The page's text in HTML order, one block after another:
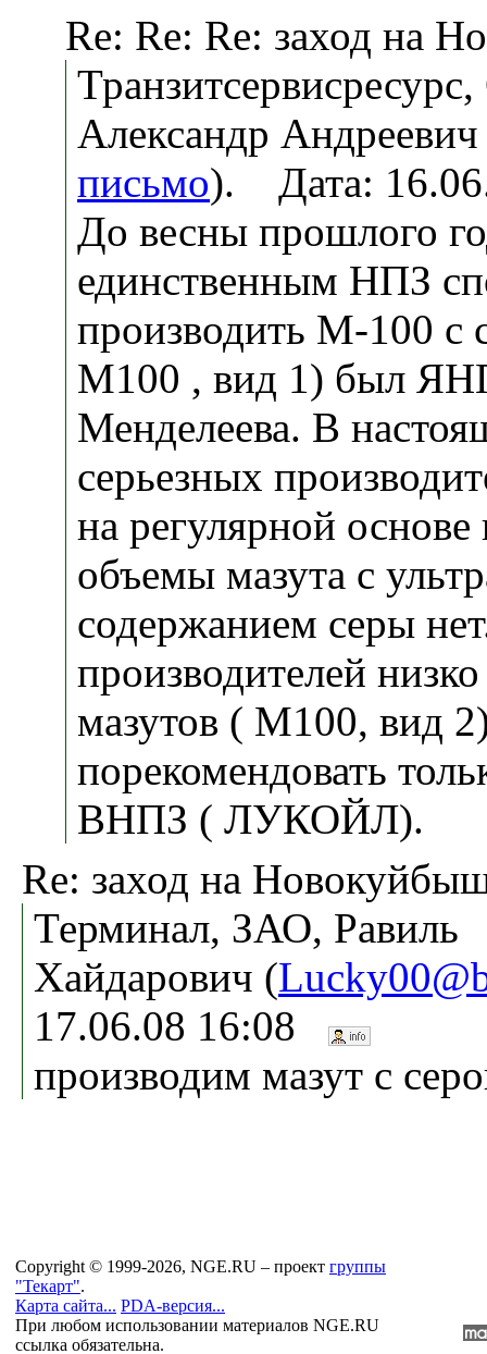
Re: Re: Re: заход на
Александр
письмо). Дата:
До весны прошлого
единственным НПЗ
производить М-100 с
М100 , вид 1) был
Менделеева. В
серьезных
на регулярной основе
объемы мазута с
содержанием серы
производителей
мазутов ( М100, вид
порекомендовать
ВНПЗ ( ЛУКОЙЛ).
Re: заход на
Терминал, ЗАО, Равиль
Хайдарович (
17.06.08 16:08
производим мазут с
Copyright © 1999-2026, NGE.RU – проект группы
"Текарт".
Карта сайта... PDA-версия...
При любом использовании материалов NGE.RU
ссылка обязательна.